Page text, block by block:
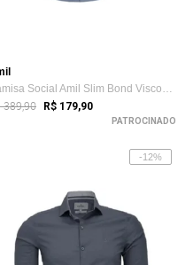
Camisa Social Amil Slim Bond Viscose de ...
389,90 R$ 179,90
PATROCINADO
-12%